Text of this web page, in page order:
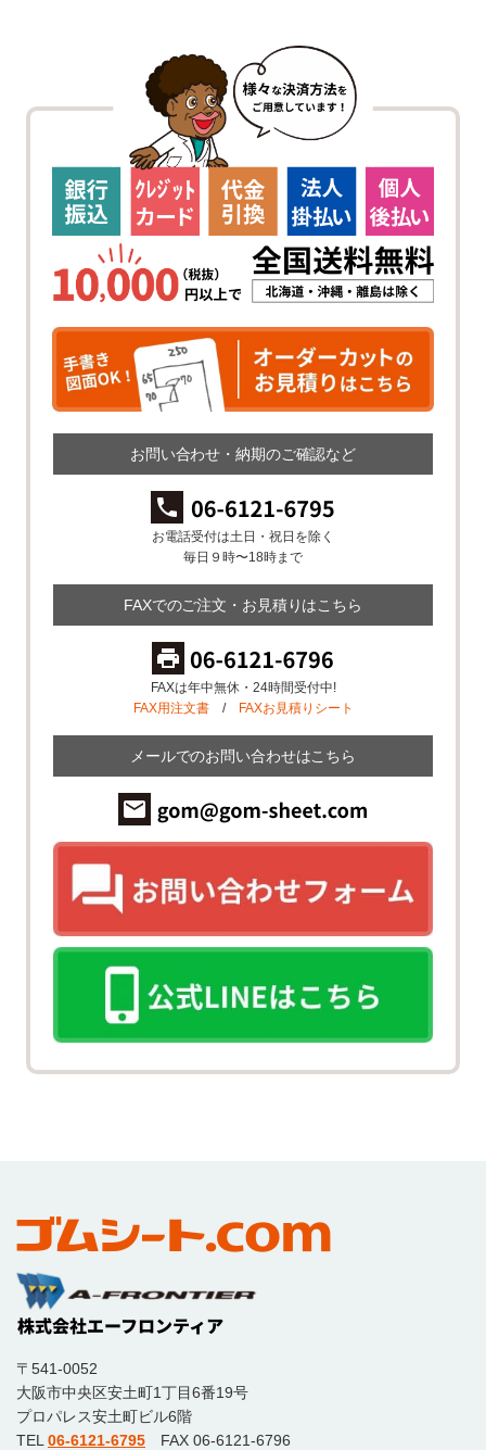
お問い合わせ・納期のご確認など
お電話受付は土日・祝日を除く
毎日９時〜18時まで
FAXでのご注文・お見積りはこちら
FAXは年中無休・24時間受付中!
FAX用注文書/ FAXお見積りシート
メールでのお問い合わせはこちら
〒541-0052
大阪市中央区安土町1丁目6番19号
プロパレス安土町ビル6階
TEL 06-6121-6795 FAX 06-6121-6796